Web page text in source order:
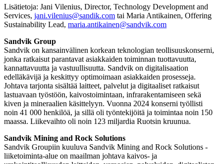
Lisätietoja: Jani Vilenius, Director, Technology Development and
Services, jani.vilenius@sandik.com tai Maria Antikainen, Offering
Sustainability Lead, maria.antikainen@sandvik.com
Sandvik Group
Sandvik on kansainvälinen korkean teknologian teollisuuskonserni,
jonka ratkaisut parantavat asiakkaiden toiminnan tuottavuutta,
kannattavuutta ja vastuullisuutta. Sandvik on digitalisaation
edelläkävijä ja keskittyy optimoimaan asiakkaiden prosesseja.
Johtava tarjonta sisältää laitteet, palvelut ja digitaaliset ratkaisut
lastuavaan työstöön, kaivostoimintaan, infrarakentamiseen sekä
kiven ja mineraalien käsittelyyn. Vuonna 2024 konserni työllisti
noin 41 000 henkilöä, ja sillä oli työntekijöitä ja toimintaa noin 150
maassa. Liikevaihto oli noin 123 miljardia Ruotsin kruunua.
Sandvik Mining and Rock Solutions
Sandvik Groupiin kuuluva Sandvik Mining and Rock Solutions -
liiketoiminta-alue on maailman johtava kaivos- ja